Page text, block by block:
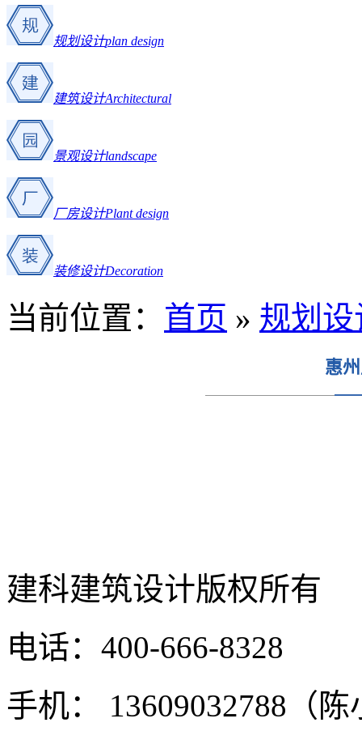
规划设计plan design
建筑设计Architectural
景观设计landscape
厂房设计Plant design
装修设计Decoration
当前位置： 首页 » 规划设
惠
建科建筑设计版权所有
电话：400-666-8328
手机： 13609032788（陈